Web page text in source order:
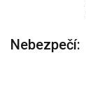
Nebezpečí: